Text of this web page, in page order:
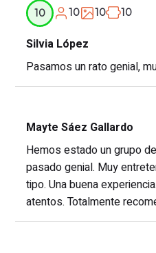
10 10 10 10
Silvia López
Pasamos un rato genial,
Mayte Sáez Gallardo
Hemos estado un grupo
pasado genial. Muy
tipo. Una buena
atentos. Totalmente